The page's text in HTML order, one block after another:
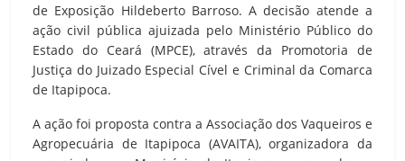
de Exposição Hildeberto Barroso. A decisão atende a
ação civil pública ajuizada pelo Ministério Público do
Estado do Ceará (MPCE), através da Promotoria de
Justiça do Juizado Especial Cível e Criminal da Comarca
de Itapipoca.
A ação foi proposta contra a Associação dos Vaqueiros e
Agropecuária de Itapipoca (AVAITA), organizadora da